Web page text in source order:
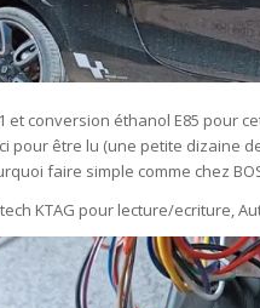
et conversion éthanol E85 pour
pour être lu (une petite dizaine
faire simple comme chez
KTAG pour lecture/ecriture,